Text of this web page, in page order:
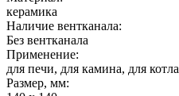
керамика
Наличие вентканала:
Без вентканала
Применение:
для печи, для камина, для котла
Размер, мм: